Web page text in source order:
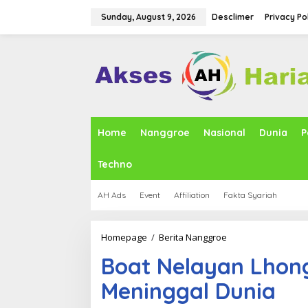
Sunday, August 9, 2026 Desclimer Privacy
Home Nanggroe Nasional Dunia
Techno
AH Ads Event Affiliation Fakta Syariah
Homepage / Berita Nanggroe
a
t
N
e
Boat Nelayan
Meninggal Dunia